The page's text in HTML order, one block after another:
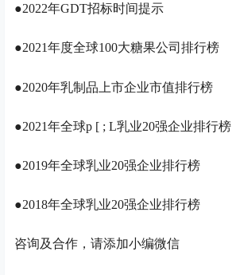
●2022年GDT招标时间提示
●2021年度全球100大糖果公司排行榜
●2020年乳制品上市企业市值排行榜
●2021年全球p [ ; L乳业20强企业排行榜
●2019年全球乳业20强企业排行榜
●2018年全球乳业20强企业排行榜
咨询及合作，请添加小编微信